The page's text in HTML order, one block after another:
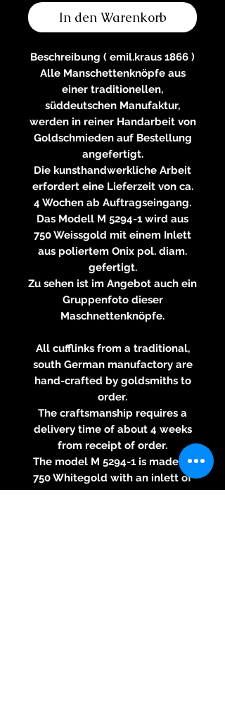
In den Warenkorb
Beschreibung ( emil.kraus 1866 )
Alle Manschettenknöpfe aus
einer traditionellen,
süddeutschen Manufaktur,
werden in reiner Handarbeit von
Goldschmieden auf Bestellung
angefertigt.
Die kunsthandwerkliche Arbeit
erfordert eine Lieferzeit von ca.
4 Wochen ab Auftragseingang.
Das Modell M 5294-1 wird aus
750 Weissgold mit einem Inlett
aus poliertem Onix pol. diam.
gefertigt.
Zu sehen ist im Angebot auch ein
Gruppenfoto dieser
Maschnettenknöpfe.
All cufflinks from a traditional,
south German manufactory are
hand-crafted by goldsmiths to
order.
The craftsmanship requires a
delivery time of about 4 weeks
from receipt of order.
The model M 5294-1 is made of
750 Whitegold with an inlett of
polished onix and pol.diam.